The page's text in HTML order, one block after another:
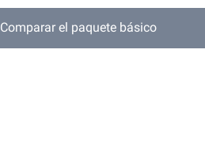
Comparar el paquete básico